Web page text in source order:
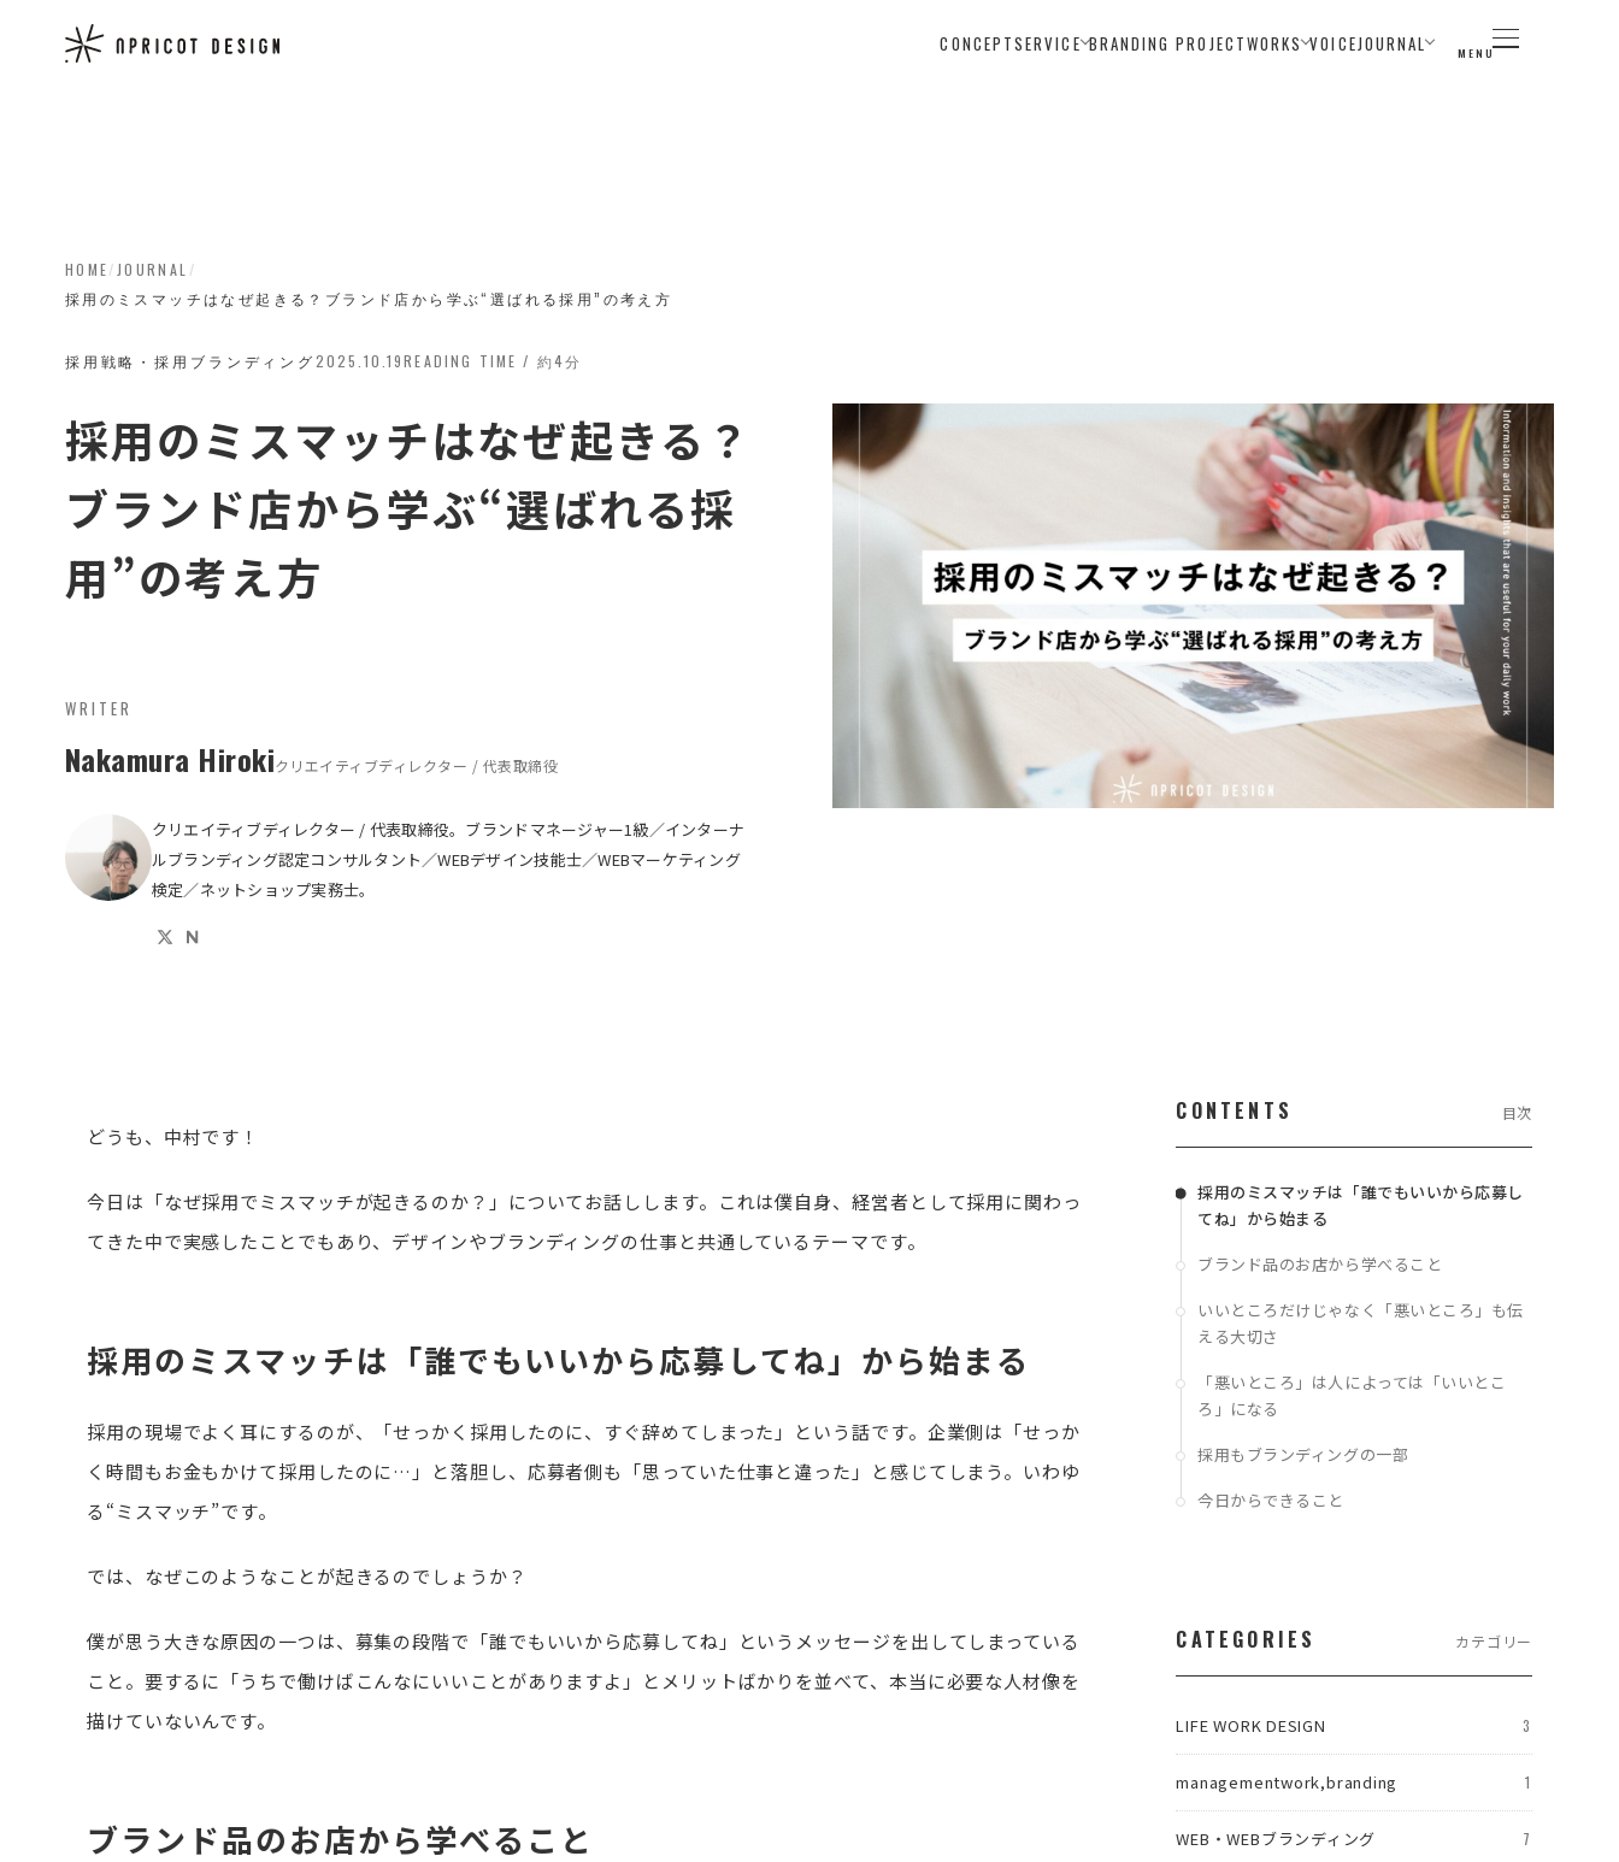
MENU
CONCEPTSERVICE BRANDING PROJECTWORKS VOICEJOURNAL
HOME/ JOURNAL /
採用のミスマッチはなぜ起きる？ブランド店から学ぶ“選ばれる採用”の考え方
採用戦略・採用ブランディング2025.10.19READING TIME / 約4分
採用のミスマッチはなぜ起きる？
ブランド店から学ぶ“選ばれる採
用”の考え方
WRITER
Nakamura Hirokiクリエイティブディレクター / 代表取締役
クリエイティブディレクター / 代表取締役。ブランドマネージャー1級／インターナ
ルブランディング認定コンサルタント／WEBデザイン技能士／WEBマーケティング
検定／ネットショップ実務士。
どうも、中村です！
今日は「なぜ採用でミスマッチが起きるのか？」についてお話しします。これは僕自身、経営者として採用に関わっ
てきた中で実感したことでもあり、デザインやブランディングの仕事と共通しているテーマです。
採用のミスマッチは「誰でもいいから応募してね」から始まる
採用の現場でよく耳にするのが、「せっかく採用したのに、すぐ辞めてしまった」という話です。企業側は「せっか
く時間もお金もかけて採用したのに…」と落胆し、応募者側も「思っていた仕事と違った」と感じてしまう。いわゆ
る“ミスマッチ”です。
では、なぜこのようなことが起きるのでしょうか？
僕が思う大きな原因の一つは、募集の段階で「誰でもいいから応募してね」というメッセージを出してしまっている
こと。要するに「うちで働けばこんなにいいことがありますよ」とメリットばかりを並べて、本当に必要な人材像を
描けていないんです。
ブランド品のお店から学べること
CONTENTS 目次
採用のミスマッチは「誰でもいいから応募し
てね」から始まる
ブランド品のお店から学べること
いいところだけじゃなく「悪いところ」も伝
える大切さ
「悪いところ」は人によっては「いいとこ
ろ」になる
採用もブランディングの一部
今日からできること
CATEGORIES カテゴリー
LIFE WORK DESIGN 3
managementwork,branding 1
WEB・WEBブランディング 7